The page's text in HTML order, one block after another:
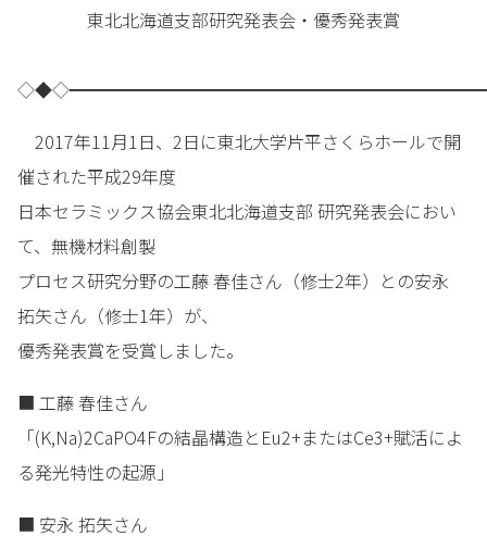
東北北海道支部研究発表会・優秀発表賞
2017年11月1日、2日に東北大学片平さくらホールで開
催された平成29年度
日本セラミックス協会東北北海道支部 研究発表会におい
て、無機材料創製
プロセス研究分野の工藤 春佳さん（修士2年）との安永
拓矢さん（修士1年）が、
優秀発表賞を受賞しました。
■ 工藤 春佳さん
「(K,Na)2CaPO4Fの結晶構造とEu2+またはCe3+賦活によ
る発光特性の起源」
■ 安永 拓矢さん